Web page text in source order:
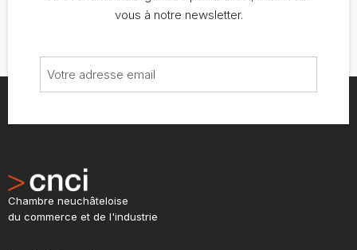
vous à notre newsletter.
Chambre neuchâteloise
du commerce et de l'industrie